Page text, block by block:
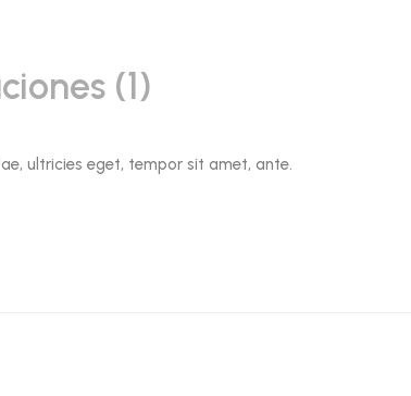
(1)
ultricies eget, tempor sit amet, ante.